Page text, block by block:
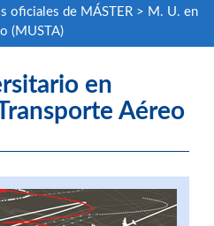
oficiales de MÁSTER> M. U. en
(MUSTA)
en
Aéreo